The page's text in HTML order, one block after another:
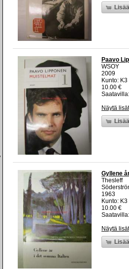
Paavo
WSOY
2009
Kunto:
10.00 €
Näytä
Gyllene
Thesleff
1963
Kunto:
10.00 €
Näytä